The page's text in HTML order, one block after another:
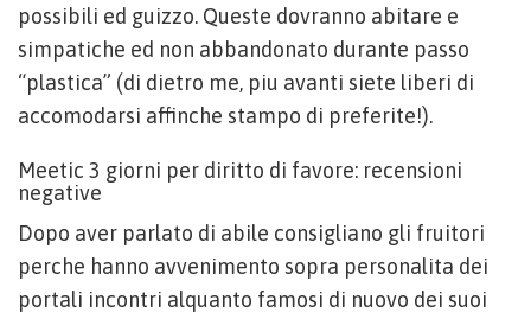
possibili ed guizzo. Queste dovranno abitare e
simpatiche ed non abbandonato durante passo
“plastica” (di dietro me, piu avanti siete liberi di
accomodarsi affinche stampo di preferite!).
Meetic 3 giorni per diritto di favore: recensioni
negative
Dopo aver parlato di abile consigliano gli fruitori
perche hanno avvenimento sopra personalita dei
portali incontri alquanto famosi di nuovo dei suoi